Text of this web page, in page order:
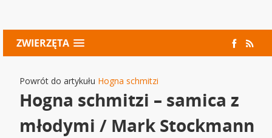
ZWIERZĘTA
Powrót do artykułu Hogna schmitzi
Hogna schmitzi – samica z
młodymi / Mark Stockmann